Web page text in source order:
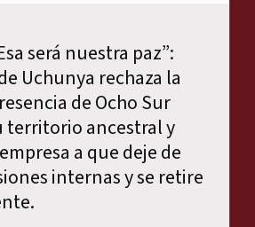
será nuestra paz”:
Uchunya rechaza la
de Ocho Sur
territorio ancestral y
a que deje de
internas y se retire